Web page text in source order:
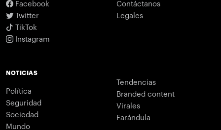
Facebook
Twitter
TikTok
Instagram
Contáctanos
Legales
NOTICIAS
Política
Seguridad
Sociedad
Mundo
Tendencias
Branded content
Virales
Farándula